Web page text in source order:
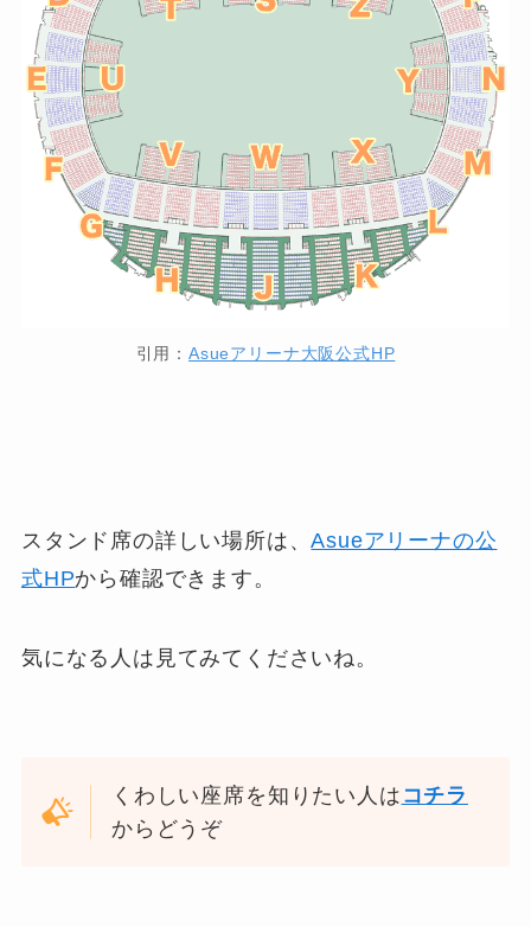
引用：Asueアリーナ大阪公式HP
スタンド席の詳しい場所は、Asueアリーナの公
式HPから確認できます。
気になる人は見てみてくださいね。
くわしい座席を知りたい人は コチラ
からどうぞ